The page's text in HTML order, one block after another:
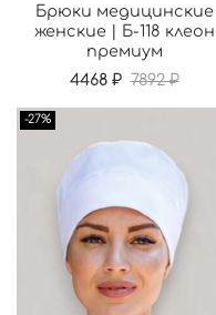
Брюки медицинские
женские | Б-118 клеон
премиум
4468 ₽ 7892 ₽
-27%